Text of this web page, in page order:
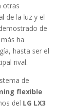
otras
de la luz y el
de
ha
hasta ser el
rival.
de
flexible
del LG LX3